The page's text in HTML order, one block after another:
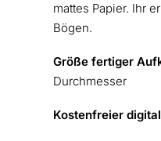
mattes Papier. Ihr
Bögen.
Größe fertiger
Durchmesser
Kostenfreier